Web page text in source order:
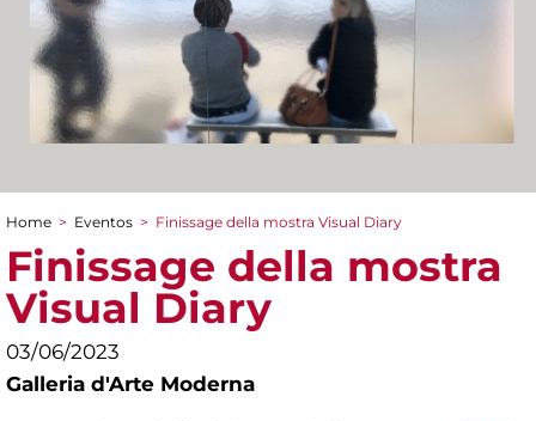
You are here
Home > Eventos > Finissage della mostra Visual Diary
Finissage della mostra
Visual Diary
03/06/2023
Galleria d'Arte Moderna